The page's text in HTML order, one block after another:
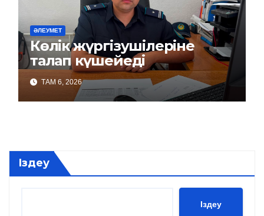
ӘЛЕУМЕТ
Көлік жүргізушілеріне
талап күшейеді
ТАМ 6, 2026
Іздеу
Іздеу